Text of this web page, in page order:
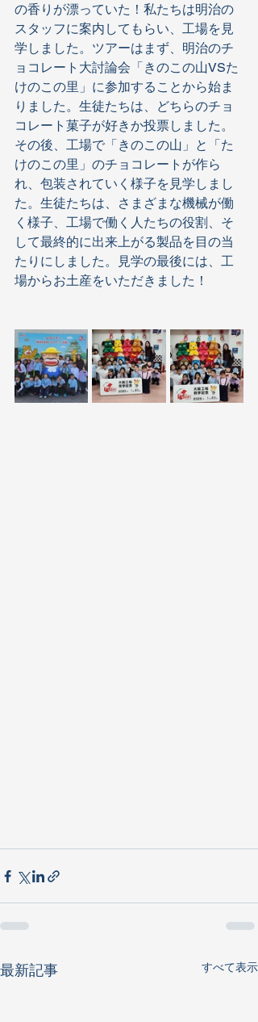
の香りが漂っていた！私たちは明治の
スタッフに案内してもらい、工場を見
学しました。ツアーはまず、明治のチ
ョコレート大討論会「きのこの山VSた
けのこの里」に参加することから始ま
りました。生徒たちは、どちらのチョ
コレート菓子が好きか投票しました。
その後、工場で「きのこの山」と「た
けのこの里」のチョコレートが作ら
れ、包装されていく様子を見学しまし
た。生徒たちは、さまざまな機械が働
く様子、工場で働く人たちの役割、そ
して最終的に出来上がる製品を目の当
たりにしました。見学の最後には、工
場からお土産をいただきました！
最新記事 すべて表示